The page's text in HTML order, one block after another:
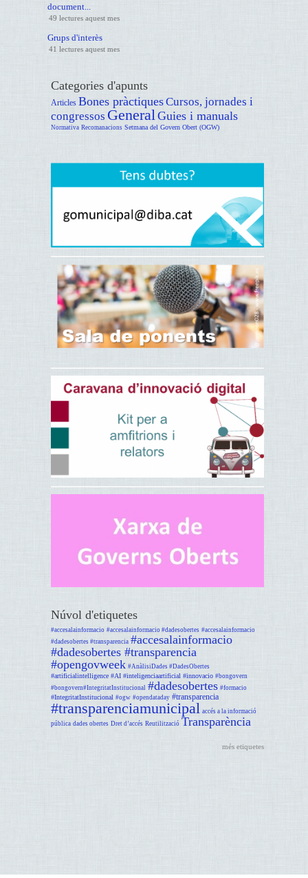
document...
49 lectures aquest mes
Grups d'interès
41 lectures aquest mes
Categories d'apunts
Articles Bones pràctiquesCursos, jornades i
congressos General Guies i manuals
Normativa Recomanacions Setmana del Govern Obert (OGW)
Núvol d'etiquetes
#accesalainformacio #accesalainformacio #dadesobertes #accesalainformacio
#dadesobertes #transparencia #accesalainformacio
#dadesobertes #transparencia
#opengovweek #AnàlisiDades #DadesObertes
#artificialintelligence #AI #inteligenciaartificial #innovacio #bongovern
#bongovern#IntegritatInstitucional #dadesobertes #formacio
#IntegritatInstitucional #ogw #opendataday #transparencia
#transparenciamunicipal accés a la informació
pública dades obertes Dret d’accés Reutilització Transparència
més etiquetes